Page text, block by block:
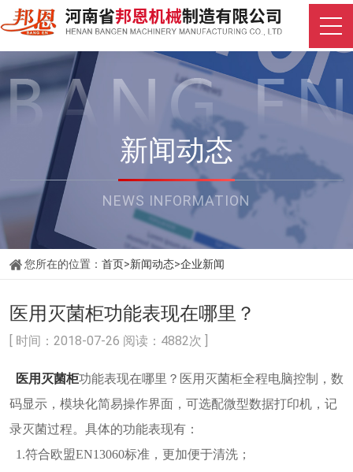
新闻动态
NEWS INFORMATION
您所在的位置： 首页>新闻动态>企业新闻
医用灭菌柜功能表现在哪里？
[ 时间：2018-07-26 阅读：4882次 ]
医用灭菌柜功能表现在哪里？医用灭菌柜全程电脑控制，数
码显示，模块化简易操作界面，可选配微型数据打印机，记
录灭菌过程。具体的功能表现有：
1.符合欧盟EN13060标准，更加便于清洗；